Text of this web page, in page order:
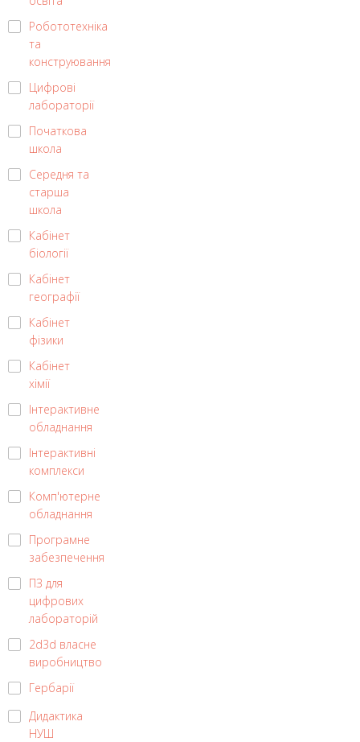
Робототехніка
та
конструювання
Цифрові
лабораторії
Початкова
школа
Середня та
старша
школа
Кабінет
біології
Кабінет
географії
Кабінет
фізики
Кабінет
хімії
Інтерактивне
обладнання
Інтерактивні
комплекси
Комп'ютерне
обладнання
Програмне
забезпечення
ПЗ для
цифрових
лабораторій
2d3d власне
виробництво
Гербарії
Дидактика
НУШ